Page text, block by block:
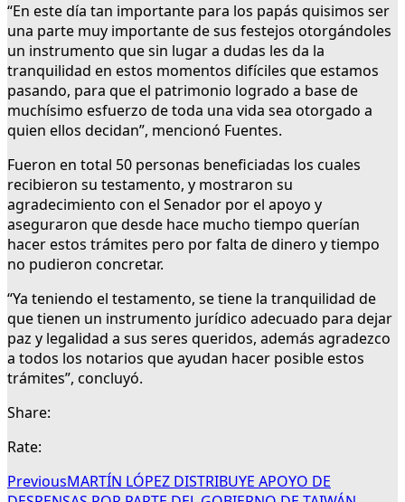
“En este día tan importante para los papás quisimos ser
una parte muy importante de sus festejos otorgándoles
un instrumento que sin lugar a dudas les da la
tranquilidad en estos momentos difíciles que estamos
pasando, para que el patrimonio logrado a base de
muchísimo esfuerzo de toda una vida sea otorgado a
quien ellos decidan”, mencionó Fuentes.
Fueron en total 50 personas beneficiadas los cuales
recibieron su testamento, y mostraron su
agradecimiento con el Senador por el apoyo y
aseguraron que desde hace mucho tiempo querían
hacer estos trámites pero por falta de dinero y tiempo
no pudieron concretar.
“Ya teniendo el testamento, se tiene la tranquilidad de
que tienen un instrumento jurídico adecuado para dejar
paz y legalidad a sus seres queridos, además agradezco
a todos los notarios que ayudan hacer posible estos
trámites”, concluyó.
Share:
Rate:
PreviousMARTÍN LÓPEZ DISTRIBUYE APOYO DE